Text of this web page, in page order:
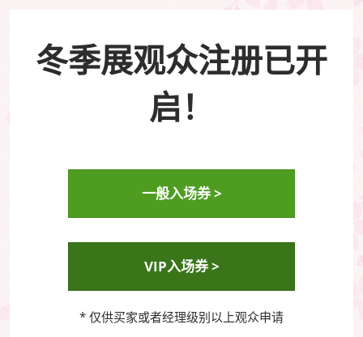
冬季展观众注册已开
启！
一般入场券 >
VIP入场券 >
* 仅供买家或者经理级别以上观众申请